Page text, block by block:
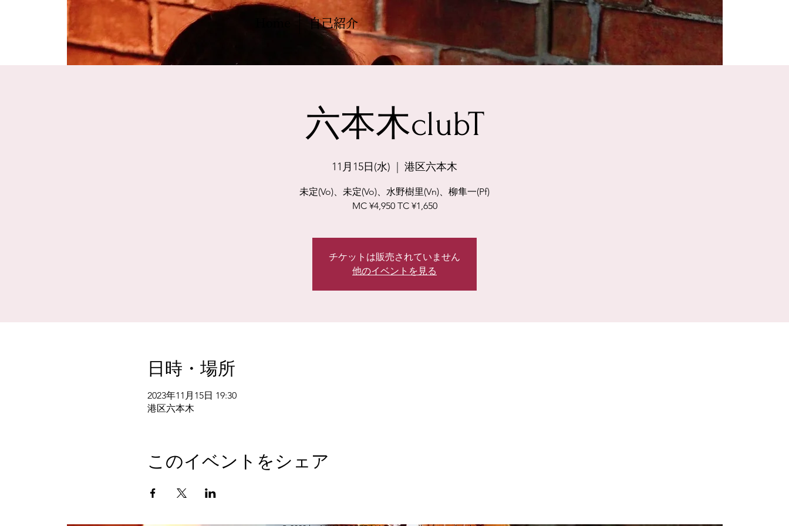
自己紹介
六本木clubT
11月15日(水) 港区六本木
未定(Vo)、未定(Vo)、水野樹里(Vn)、柳隼一(Pf)
MC ¥4,950 TC ¥1,650
チケットは販売されていません
他のイベントを見る
日時・場所
2023年11月15日 19:30
港区六本木
このイベントをシェア